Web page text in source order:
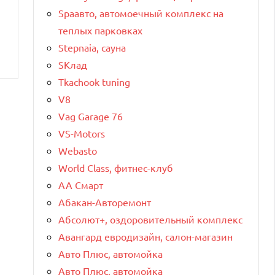
Spaавто, автомоечный комплекс на
теплых парковках
Stepnaia, сауна
SКлад
Tkachook tuning
V8
Vag Garage 76
VS-Motors
Webasto
World Class, фитнес-клуб
АА Смарт
Абакан-Авторемонт
Абсолют+, оздоровительный комплекс
Авангард евродизайн, салон-магазин
Авто Плюс, автомойка
Авто Плюс, автомойка